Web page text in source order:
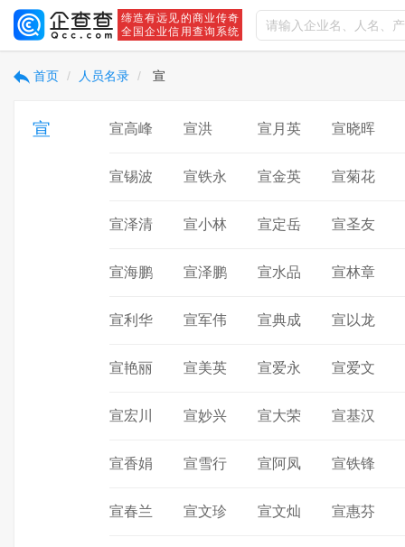
缔造有远见的商业传奇
全国企业信用查询系统
首页 人员名录 宣
宣 宣高峰 宣洪 宣月英 宣晓晖
宣锡波 宣铁永 宣金英 宣菊花
宣泽清 宣小林 宣定岳 宣圣友
宣海鹏 宣泽鹏 宣水品 宣林章
宣利华 宣军伟 宣典成 宣以龙
宣艳丽 宣美英 宣爱永 宣爱文
宣宏川 宣妙兴 宣大荣 宣基汉
宣香娟 宣雪行 宣阿凤 宣铁锋
宣春兰 宣文珍 宣文灿 宣惠芬